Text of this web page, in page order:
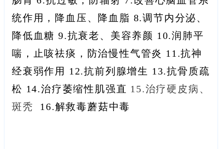
统作用，降血压、降血脂 8.调节内分泌、
降低血糖 9.抗衰老、美容养颜 10.润肺平
喘，止咳祛痰，防治慢性气管炎 11.抗神
经衰弱作用 12.抗前列腺增生 13.抗骨质疏
松 14.治疗萎缩性肌强直 15.治疗硬皮病、
斑秃 16.解救毒蘑菇中毒